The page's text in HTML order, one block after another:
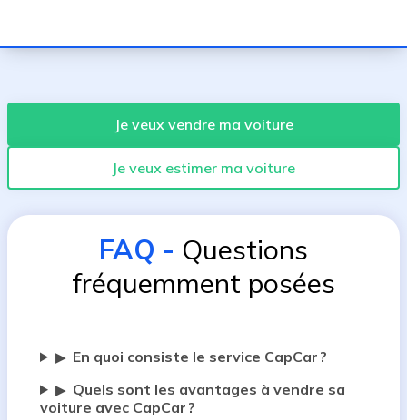
Je veux vendre ma voiture
Je veux estimer ma voiture
FAQ - Questions
fréquemment posées
▶ En quoi consiste le service CapCar ?
▶ Quels sont les avantages à vendre sa
voiture avec CapCar ?